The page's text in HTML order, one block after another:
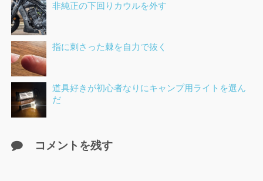
非純正の下回りカウルを外す
指に刺さった棘を自力で抜く
道具好きが初心者なりにキャンプ用ライトを選ん
だ
コメントを残す